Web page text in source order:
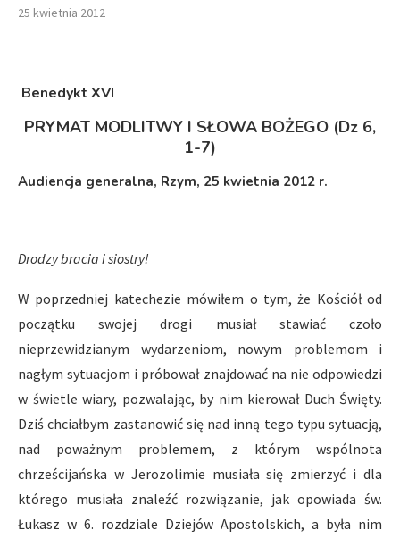
25 kwietnia 2012
Benedykt XVI
PRYMAT MODLITWY I SŁOWA BOŻEGO (Dz 6,
1-7)
Audiencja generalna, Rzym, 25 kwietnia 2012 r.
Drodzy bracia i siostry!
W poprzedniej katechezie mówiłem o tym, że Kościół od
początku swojej drogi musiał stawiać czoło
nieprzewidzianym wydarzeniom, nowym problemom i
nagłym sytuacjom i próbował znajdować na nie odpowiedzi
w świetle wiary, pozwalając, by nim kierował Duch Święty.
Dziś chciałbym zastanowić się nad inną tego typu sytuacją,
nad poważnym problemem, z którym wspólnota
chrześcijańska w Jerozolimie musiała się zmierzyć i dla
którego musiała znaleźć rozwiązanie, jak opowiada św.
Łukasz w 6. rozdziale Dziejów Apostolskich, a była nim